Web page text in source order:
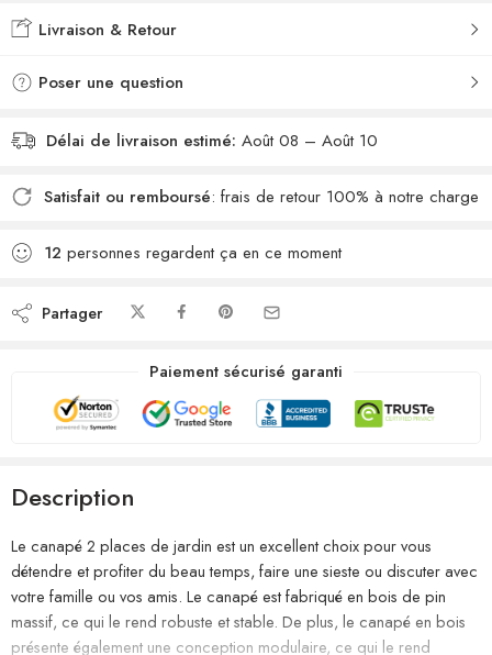
Ajouté à la liste de
Livraison & Retour
Poser une question
Délai de livraison estimé: Août 08 – Août 10
Satisfait ou remboursé: frais de retour 100% à notre charge
12 personnes regardent ça en ce moment
Partager
Paiement sécurisé garanti
Description
Le canapé 2 places de jardin est un excellent choix pour vous
détendre et profiter du beau temps, faire une sieste ou discuter avec
votre famille ou vos amis. Le canapé est fabriqué en bois de pin
massif, ce qui le rend robuste et stable. De plus, le canapé en bois
présente également une conception modulaire, ce qui le rend